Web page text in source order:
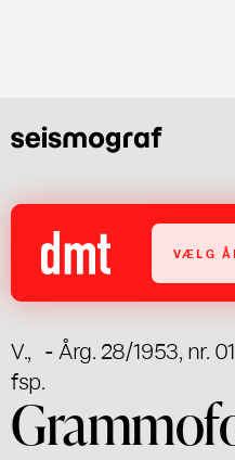
VÆLG
V.,
fsp.
- Årg. 28/1953, nr. 01